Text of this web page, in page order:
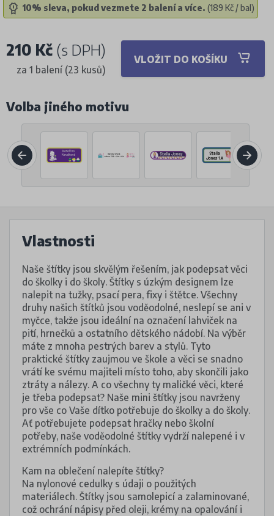
10% sleva, pokud vezmete 2 balení a více. (189 Kč / bal)
210 Kč (s DPH)
za 1 balení (23 kusů)
VLOŽIT DO KOŠÍKU
Volba jiného motivu
Vlastnosti
Naše štítky jsou skvělým řešením, jak podepsat věci
do školky i do školy. Štítky s úzkým designem lze
nalepit na tužky, psací pera, fixy i štětce. Všechny
druhy našich štítků jsou voděodolné, neslepí se ani v
myčce, takže jsou ideální na označení lahviček na
pití, hrnečků a ostatního dětského nádobí. Na výběr
máte z mnoha pestrých barev a stylů. Tyto
praktické štítky zaujmou ve škole a věci se snadno
vrátí ke svému majiteli místo toho, aby skončili jako
ztráty a nálezy. A co všechny ty maličké věci, které
je třeba podepsat? Naše mini štítky jsou navrženy
pro vše co Vaše dítko potřebuje do školky a do školy.
Ať potřebujete podepsat hračky nebo školní
potřeby, naše voděodolné štítky vydrží nalepené i v
extrémních podmínkách.
Kam na oblečení nalepíte štítky?
Na nylonové cedulky s údaji o použitých
materiálech. Štítky jsou samolepicí a zalaminované,
což ochrání nápisy před oleji, krémy na opalování i